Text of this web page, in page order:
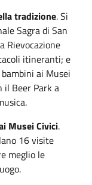
tradizione. Si
Sagra di San
Rievocazione
itineranti; e
ai Musei
il Beer Park a
Musei Civici.
16 visite
meglio le